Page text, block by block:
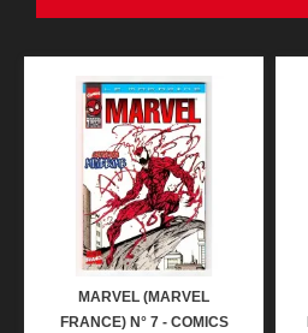
MARVEL (MARVEL
FRANCE) N° 7 - COMICS